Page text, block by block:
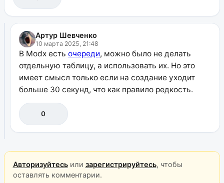
Артур Шевченко
10 марта 2025, 21:48
В Modx есть очереди, можно было не делать
отдельную таблицу, а использовать их. Но это
имеет смысл только если на создание уходит
больше 30 секунд, что как правило редкость.
0
Авторизуйтесьили зарегистрируйтесь, чтобы
оставлять комментарии.